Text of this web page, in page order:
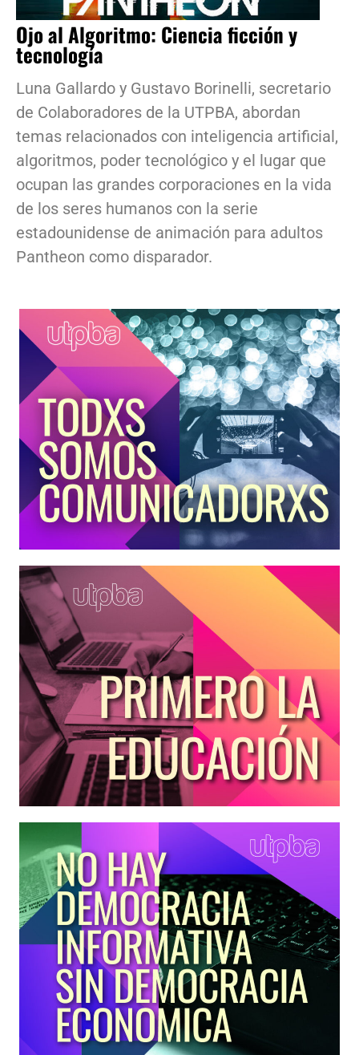
Ojo al Algoritmo: Ciencia ficción y
tecnología
Luna Gallardo y Gustavo Borinelli, secretario
de Colaboradores de la UTPBA, abordan
temas relacionados con inteligencia artificial,
algoritmos, poder tecnológico y el lugar que
ocupan las grandes corporaciones en la vida
de los seres humanos con la serie
estadounidense de animación para adultos
Pantheon como disparador.